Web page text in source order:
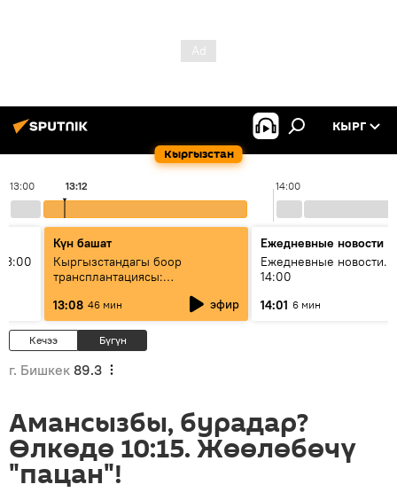
Кыргызстан
КЫРГ
13:00 14:00
13:12
Күн башат
Кыргызстандагы боор
трансплантациясы:
жетишкендиктер жана өнүгүү
келечеги
13:08 46 мин эфир
Ежедневные новости
Ежедневные новости.
14:00
14:01 6 мин
Кечээ Бүгүн
г. Бишкек 89.3
Амансызбы, бурадар?
Өлкөдө 10:15. Жөөлөбөчү
"пацан"!